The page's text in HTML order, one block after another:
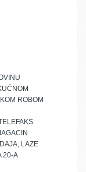
ROBOM
LAZE
20-A